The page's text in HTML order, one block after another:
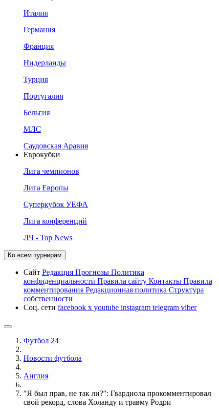
Италия
Германия
Франция
Нидерланды
Турция
Португалия
Бельгия
МЛС
Саудовская Аравия
Еврокубки
Лига чемпионов
Лига Европы
Суперкубок УЕФА
Лига конференций
ЛЧ - Top News
Ко всем турнирам
Сайт Редакция Прогнозы Политика
конфиденциальности Правила сайту Контакты Правила
комментирования Редакционная политика Структура
собственности
Соц. сети facebook x youtube instagram telegram viber
Футбол 24
Новости футбола
Англия
"Я был прав, не так ли?": Гвардиола прокомментировал
свой рекорд, слова Холанду и травму Родри